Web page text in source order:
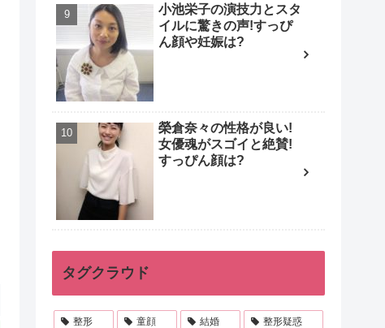
小池栄子の演技力とスタ
イルに驚きの声!すっぴ
ん顔や妊娠は?
榮倉奈々の性格が良い!
女優魂がスゴイと絶賛!
すっぴん顔は?
タグクラウド
整形 童顔 結婚 整形疑惑